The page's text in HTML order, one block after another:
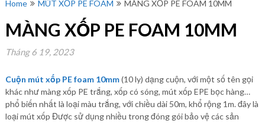
Home MÚT XỐP PE FOAM MÀNG XỐP PE FOAM 10MM
MÀNG XỐP PE FOAM 10MM
Tháng 6 19, 2023
Cuộn mút xốp PE foam 10mm(10 ly) dạng cuộn, với một số tên gọi
khác như màng xốp PE trắng, xốp có sóng, mút xốp EPE bọc hàng…
phổ biến nhất là loại màu trắng, với chiều dài 50m, khổ rộng 1m. đây là
loại mút xốp Được sử dụng nhiều trong đóng gói bảo vệ các sản